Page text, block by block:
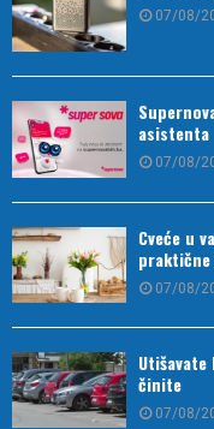
07/08/
asistenta
07/08/
Cveće u
praktične
07/08/
činite
07/08/